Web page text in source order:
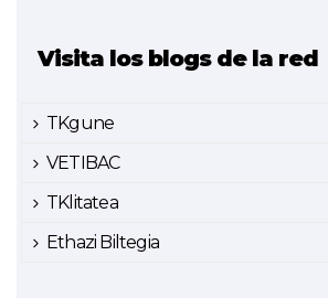
Visita los blogs de la red
TKgune
VETIBAC
TKlitatea
Ethazi Biltegia